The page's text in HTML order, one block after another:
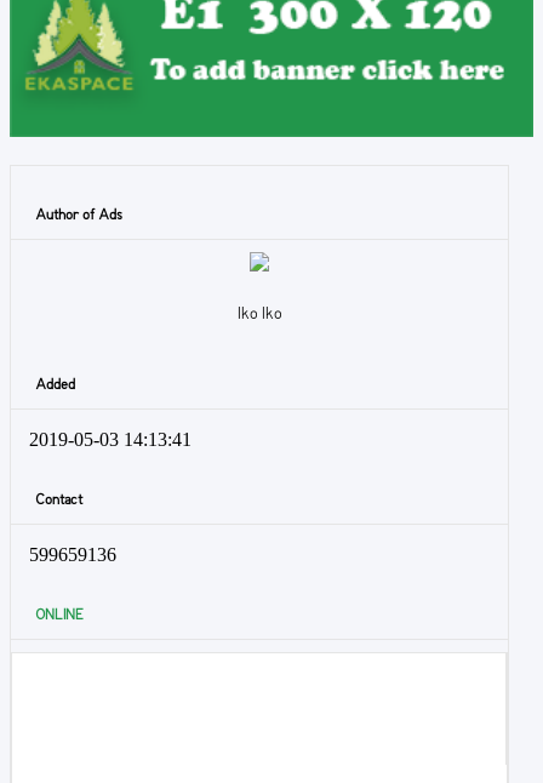
Author of Ads
Iko Iko
Added
2019-05-03 14:13:41
Contact
599659136
ONLINE